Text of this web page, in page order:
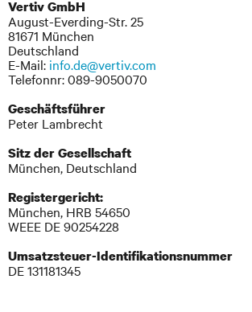
Vertiv GmbH
August-Everding-Str. 25
81671 München
Deutschland
E-Mail: info.de@vertiv.com
Telefonnr: 089-9050070
Geschäftsführer
Peter Lambrecht
Sitz der Gesellschaft
München, Deutschland
Registergericht:
München, HRB 54650
WEEE DE 90254228
Umsatzsteuer-Identifikationsnummer
DE 131181345